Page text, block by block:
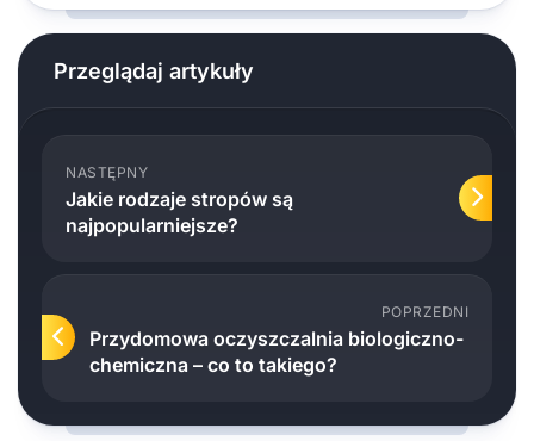
Przeglądaj artykuły
NASTĘPNY
Jakie rodzaje stropów są
najpopularniejsze?
POPRZEDNI
Przydomowa oczyszczalnia biologiczno-
chemiczna – co to takiego?